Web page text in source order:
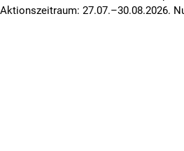
Budgets, es ist eine Frage
Aktionszeitraum: 27.07.–30.08.2026.